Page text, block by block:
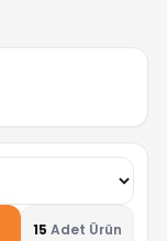
15 Adet Ürün